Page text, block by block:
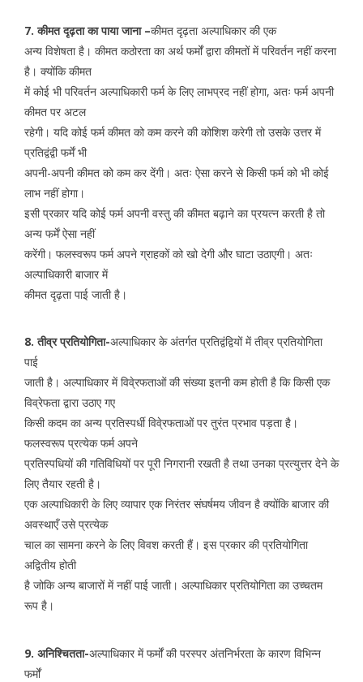
7. कीमत दृढ़ता का पाया जाना –कीमत दृढ़ता अल्पाधिकार की एक
अन्य विशेषता है। कीमत कठोरता का अर्थ फर्मों द्वारा कीमतों में परिवर्तन नहीं करना
है। क्योंकि कीमत
में कोई भी परिवर्तन अल्पाधिकारी फर्म के लिए लाभप्रद नहीं होगा, अतः फर्म अपनी
कीमत पर अटल
रहेगी। यदि कोई फर्म कीमत को कम करने की कोशिश करेगी तो उसके उत्तर में
प्रतिद्वंद्वी फर्में भी
अपनी-अपनी कीमत को कम कर देंगी। अतः ऐसा करने से किसी फर्म को भी कोई
लाभ नहीं होगा।
इसी प्रकार यदि कोई फर्म अपनी वस्तु की कीमत बढ़ाने का प्रयत्न करती है तो
अन्य फर्में ऐसा नहीं
करेंगी। फलस्वरूप फर्म अपने ग्राहकों को खो देगी और घाटा उठाएगी। अतः
अल्पाधिकारी बाजार में
कीमत दृढ़ता पाई जाती है।
8. तीव्र प्रतियोगिता-अल्पाधिकार के अंतर्गत प्रतिद्वंद्वियों में तीव्र प्रतियोगिता
पाई
जाती है। अल्पाधिकार में विवे्रफताओं की संख्या इतनी कम होती है कि किसी एक
विव्रेफता द्वारा उठाए गए
किसी कदम का अन्य प्रतिस्पर्धी विवे्रफताओं पर तुरंत प्रभाव पड़ता है।
फलस्वरूप प्रत्येक फर्म अपने
प्रतिस्पधियों की गतिविधियों पर पूरी निगरानी रखती है तथा उनका प्रत्युत्तर देने के
लिए तैयार रहती है।
एक अल्पाधिकारी के लिए व्यापार एक निरंतर संघर्षमय जीवन है क्योंकि बाजार की
अवस्थाएँ उसे प्रत्येक
चाल का सामना करने के लिए विवश करती हैं। इस प्रकार की प्रतियोगिता
अद्वितीय होती
है जोकि अन्य बाजारों में नहीं पाई जाती। अल्पाधिकार प्रतियोगिता का उच्चतम
रूप है।
9. अनिश्चितता-अल्पाधिकार में फर्मों की परस्पर अंतनिर्भरता के कारण विभिन्न
फर्मों